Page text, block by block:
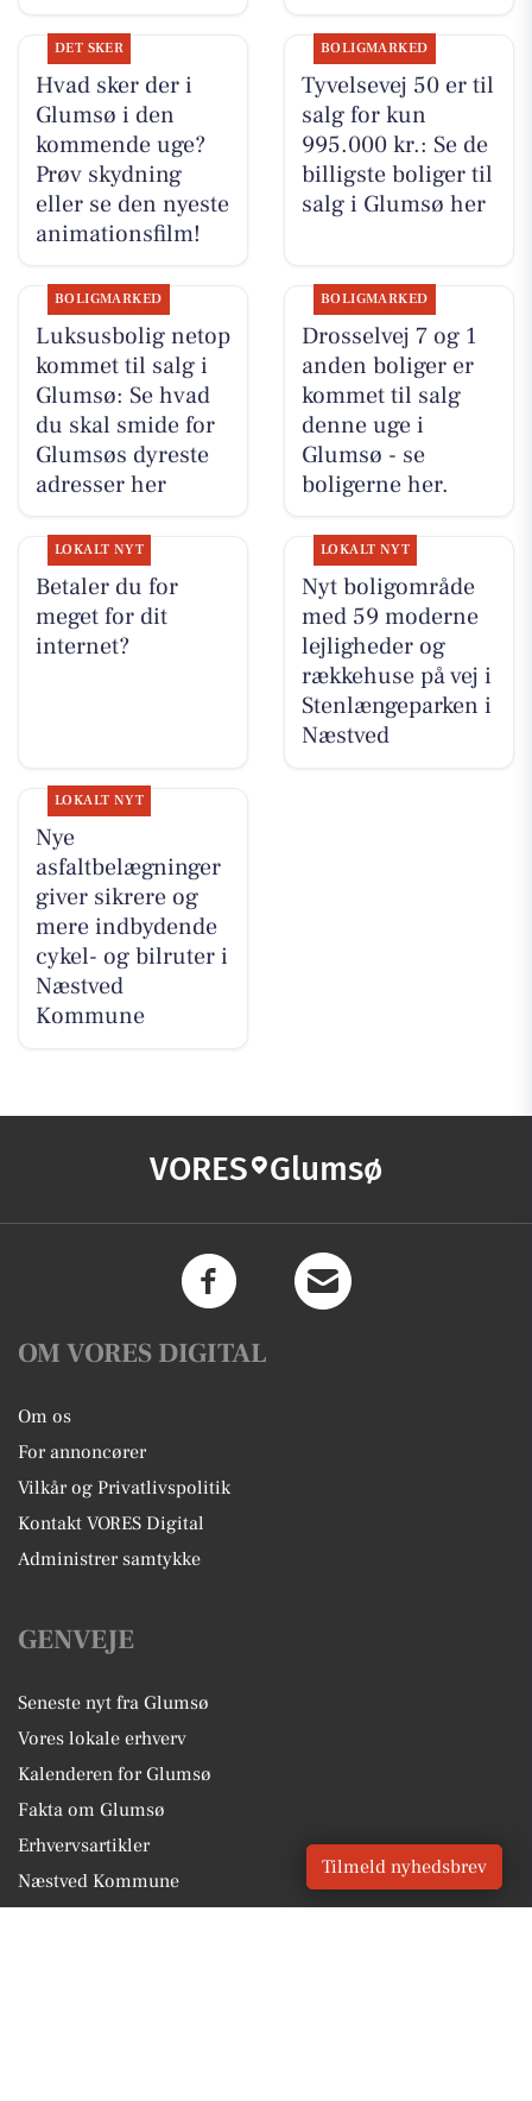
DET SKER
Hvad sker der i
Glumsø i den
kommende uge?
Prøv skydning
eller se den nyeste
animationsfilm!
BOLIGMARKED
Tyvelsevej 50 er til
salg for kun
995.000 kr.: Se de
billigste boliger til
salg i Glumsø her
BOLIGMARKED
Luksusbolig netop
kommet til salg i
Glumsø: Se hvad
du skal smide for
Glumsøs dyreste
adresser her
BOLIGMARKED
Drosselvej 7 og 1
anden boliger er
kommet til salg
denne uge i
Glumsø - se
boligerne her.
LOKALT NYT
Betaler du for
meget for dit
internet?
LOKALT NYT
Nyt boligområde
med 59 moderne
lejligheder og
rækkehuse på vej i
Stenlængeparken i
Næstved
LOKALT NYT
Nye
asfaltbelægninger
giver sikrere og
mere indbydende
cykel- og bilruter i
Næstved
Kommune
VORES Glumsø
OM VORES DIGITAL
Om os
For annoncører
Vilkår og Privatlivspolitik
Kontakt VORES Digital
Administrer samtykke
GENVEJE
Seneste nyt fra Glumsø
Vores lokale erhverv
Kalenderen for Glumsø
Fakta om Glumsø
Erhvervsartikler
Næstved Kommune
Tilmeld nyhedsbrev